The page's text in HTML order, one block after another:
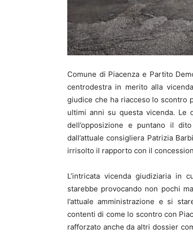
Comune di Piacenza e Partito
centrodestra in merito alla
giudice che ha riacceso lo scontro
ultimi anni su questa vicenda.
dell’opposizione e puntano il
dall’attuale consigliera Patrizia
irrisolto il rapporto con il
L’intricata vicenda giudiziaria in
starebbe provocando non pochi
l’attuale amministrazione e si
contenti di come lo scontro con
rafforzato anche da altri dossier